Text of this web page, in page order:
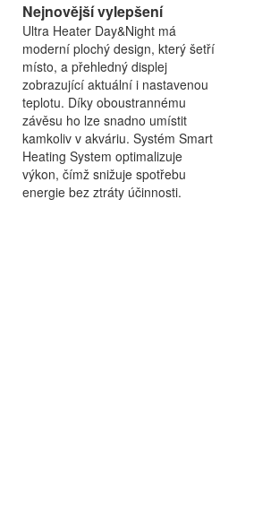
Nejnovější vylepšení
Ultra Heater Day&Night má
moderní plochý design, který šetří
místo, a přehledný displej
zobrazující aktuální i nastavenou
teplotu. Díky oboustrannému
závěsu ho lze snadno umístit
kamkoliv v akváriu. Systém Smart
Heating System optimalizuje
výkon, čímž snižuje spotřebu
energie bez ztráty účinnosti.